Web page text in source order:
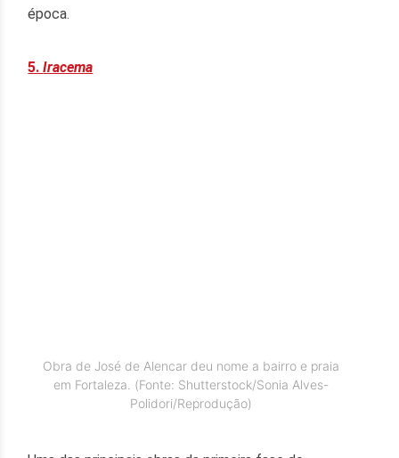
época.
5.Iracema
Obra de José de Alencar deu nome a bairro e praia
em Fortaleza. (Fonte: Shutterstock/Sonia Alves-
Polidori/Reprodução)